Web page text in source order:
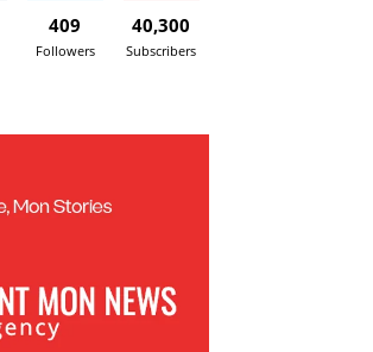
409
Followers
40,300
Subscribers